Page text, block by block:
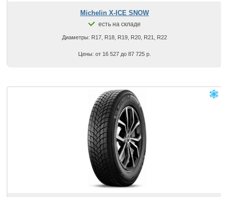
Michelin X-ICE SNOW
есть на складе
Диаметры: R17, R18, R19, R20, R21, R22
Цены: от 16 527 до 87 725 р.